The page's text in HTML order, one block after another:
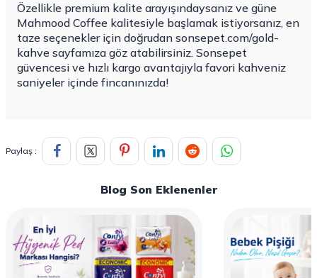
Özellikle premium kalite arayışındaysanız ve güne
Mahmood Coffee kalitesiyle başlamak istiyorsanız, en
taze seçenekler için doğrudan sonsepet.com/gold-
kahve sayfamıza göz atabilirsiniz. Sonsepet
güvencesi ve hızlı kargo avantajıyla favori kahveniz
saniyeler içinde fincanınızda!
Paylaş :
Blog Son Eklenenler